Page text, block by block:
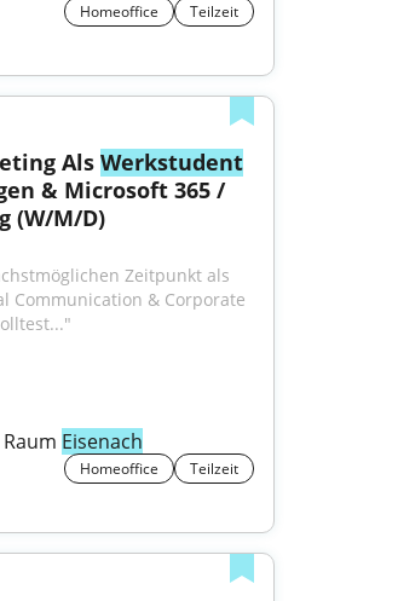
Homeoffice Teilzeit
Als Werkstudent
& Microsoft 365 /
(W/M/D)
Communication & Corporate
Eisenach
Homeoffice Teilzeit